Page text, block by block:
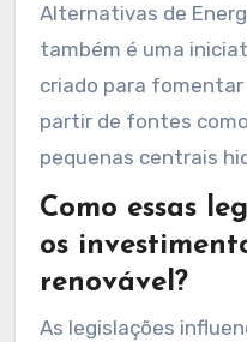
Alternativas de
também é uma
criado para fomentar
partir de fontes
pequenas centrais
Como essas
os
renovável?
As legislações